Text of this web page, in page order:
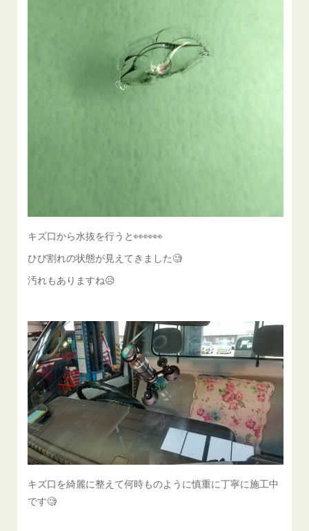
キズ口から水抜を行うと👀👀👀
ひび割れの状態が見えてきました🧐
汚れもありますね😥
キズ口を綺麗に整えて何時ものように慎重に丁寧に施工中
です🧐